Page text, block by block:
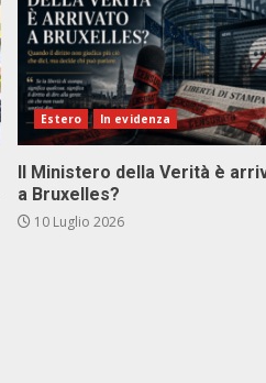
Estero In evidenza
Il Ministero della Verità è
a Bruxelles?
10 Luglio 2026